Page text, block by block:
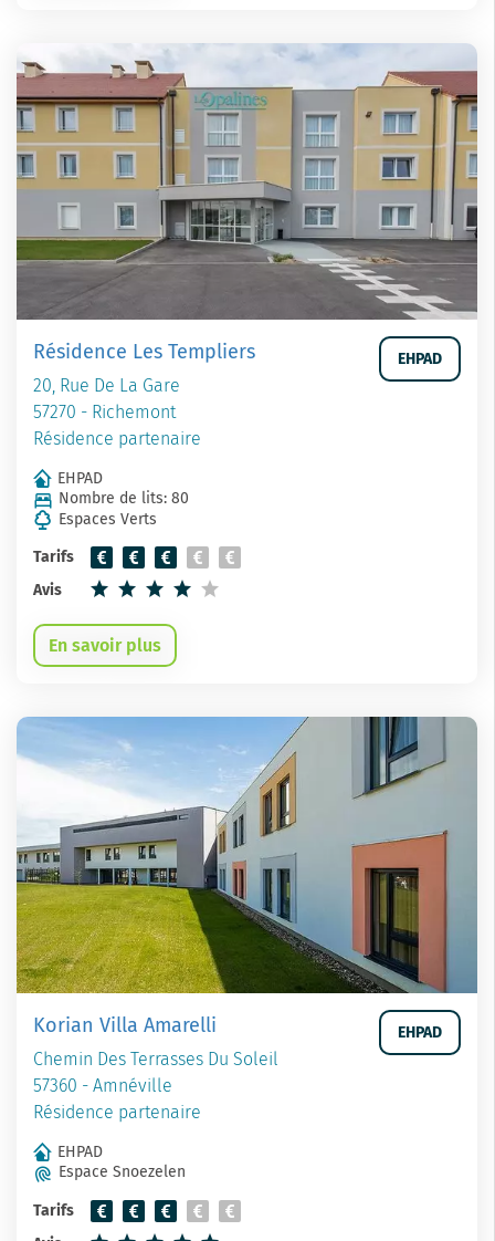
Résidence Les Templiers
20, Rue De La Gare
57270 - Richemont
Résidence partenaire
EHPAD
EHPAD
Nombre de lits: 80
Espaces Verts
Tarifs
Avis
En savoir plus
Korian Villa Amarelli
Chemin Des Terrasses Du Soleil
57360 - Amnéville
Résidence partenaire
EHPAD
EHPAD
Espace Snoezelen
Tarifs